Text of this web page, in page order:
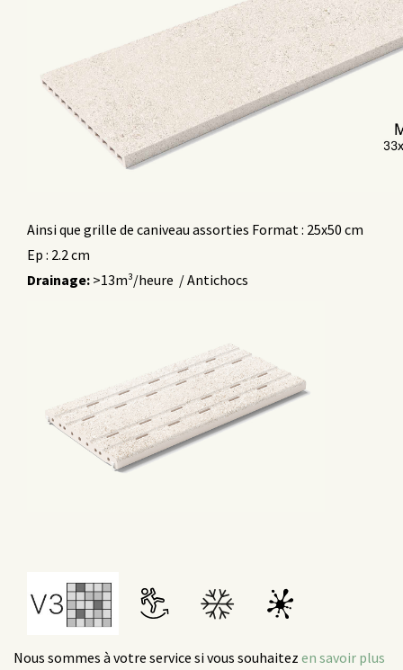
Ainsi que grille de caniveau assorties Format : 25x50 cm
Ep : 2.2 cm
Drainage: >13m³/heure / Antichocs
Nous sommes à votre service si vous souhaitez en savoir plus